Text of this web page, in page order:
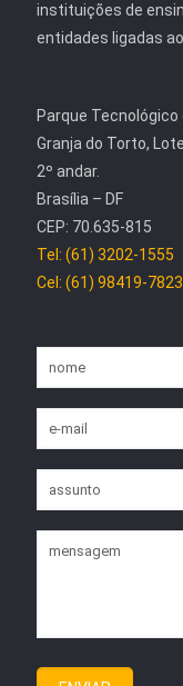
instituições de
entidades ligadas
Parque Tecnológico
Granja do Torto,
2º andar.
Brasília – DF
CEP: 70.635-815
Tel: (61) 3202-1555
Cel: (61) 98419-7823